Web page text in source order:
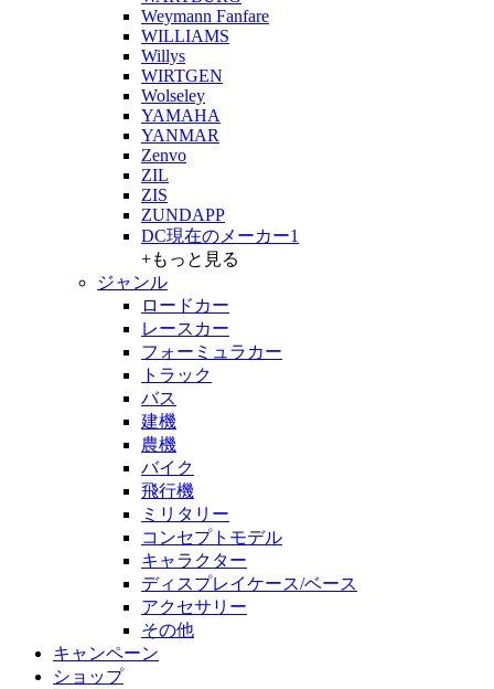
Weymann Fanfare
WILLIAMS
Willys
WIRTGEN
Wolseley
YAMAHA
YANMAR
Zenvo
ZIL
ZIS
ZUNDAPP
DC現在のメーカー1
+もっと見る
ジャンル
ロードカー
レースカー
フォーミュラカー
トラック
バス
建機
農機
バイク
飛行機
ミリタリー
コンセプトモデル
キャラクター
ディスプレイケース/ベース
アクセサリー
その他
キャンペーン
ショップ